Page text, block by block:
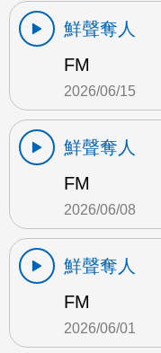
鮮聲奪人
FM
2026/06/15
鮮聲奪人
FM
2026/06/08
鮮聲奪人
FM
2026/06/01